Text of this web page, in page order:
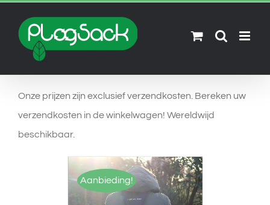
content
Onze prijzen zijn exclusief verzendkosten. Bereken uw
verzendkosten in de winkelwagen! Wereldwijd
beschikbaar.
Aanbieding!